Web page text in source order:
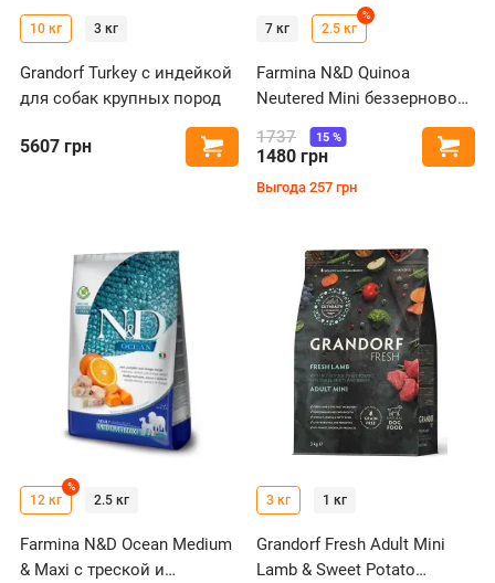
10 кг 3 кг
Grandorf Turkey с индейкой
для собак крупных пород
5607 грн Купить
7 кг 2.5 кг
%
Farmina N&D Quinoa
Neutered Mini беззерновой
с уткой, киноа, брокколи и
спаржей для
малых пород
1737
1480 грн
15%
Выгода 257 грн
12 кг
%
2.5 кг
Farmina N&D Ocean Medium
& Maxi с треской и
3 кг 1 кг
Grandorf Fresh Adult Mini
Lamb & Sweet Potato